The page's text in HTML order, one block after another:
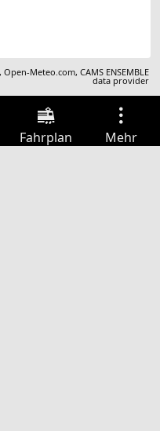
,Open-Meteo.com,CAMS ENSEMBLE
data provider
Fahrplan Mehr